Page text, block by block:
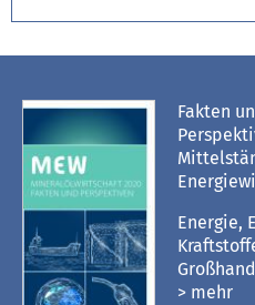
Fakten
Energie,
> mehr